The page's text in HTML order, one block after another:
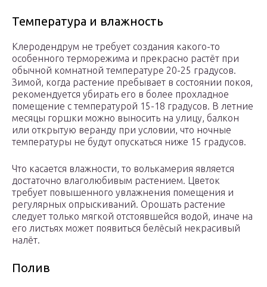
Температура и влажность
Клеродендрум не требует создания какого-то
особенного терморежима и прекрасно растёт при
обычной комнатной температуре 20-25 градусов.
Зимой, когда растение пребывает в состоянии покоя,
рекомендуется убирать его в более прохладное
помещение с температурой 15-18 градусов. В летние
месяцы горшки можно выносить на улицу, балкон
или открытую веранду при условии, что ночные
температуры не будут опускаться ниже 15 градусов.
Что касается влажности, то волькамерия является
достаточно влаголюбивым растением. Цветок
требует повышенного увлажнения помещения и
регулярных опрыскиваний. Орошать растение
следует только мягкой отстоявшейся водой, иначе на
его листьях может появиться белёсый некрасивый
налёт.
Полив